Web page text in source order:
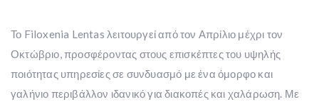
Το Filoxenia Lentas λειτουργεί από τον Απρίλιο μέχρι τον
Οκτώβριο, προσφέροντας στους επισκέπτες του υψηλής
ποιότητας υπηρεσίες σε συνδυασμό με ένα όμορφο και
γαλήνιο περιβάλλον ιδανικό για διακοπές και χαλάρωση. Με